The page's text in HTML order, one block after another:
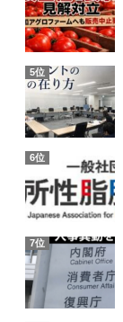
5位
6位
7位